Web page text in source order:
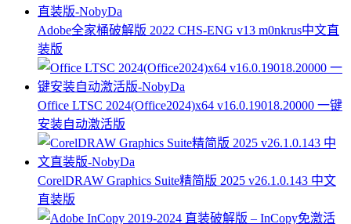
Adobe全家桶破解版 2022 CHS-ENG v13 m0nkrus中文直
装版
Office LTSC 2024(Office2024)x64 v16.0.19018.20000 一键
安装自动激活版
CorelDRAW Graphics Suite精简版 2025 v26.1.0.143 中文
直装版